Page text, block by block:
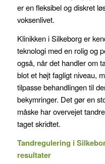
Eli
Lillys
på
køb
Cialis
udløb
i
Europa
i
2017.
Siden
da
er en fleksibel og diskret
voksenlivet.
Klinikken i Silkeborg er
teknologi med en rolig og
også, når det handler om
blot et højt fagligt niveau,
tilpasse behandlingen til
bekymringer. Det gør en
måske har overvejet
taget skridtet.
Tandregulering i
resultater